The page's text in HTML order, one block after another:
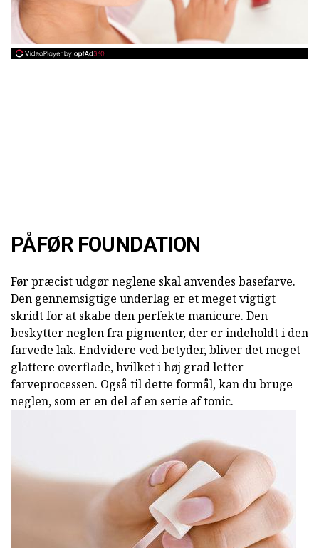
PÅFØR FOUNDATION
Før præcist udgør neglene skal anvendes basefarve.
Den gennemsigtige underlag er et meget vigtigt
skridt for at skabe den perfekte manicure. Den
beskytter neglen fra pigmenter, der er indeholdt i den
farvede lak. Endvidere ved betyder, bliver det meget
glattere overflade, hvilket i høj grad letter
farveprocessen. Også til dette formål, kan du bruge
neglen, som er en del af en serie af tonic.